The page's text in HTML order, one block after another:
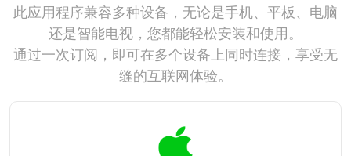
此应用程序兼容多种设备，无论是手机、平板、电脑
还是智能电视，您都能轻松安装和使用。
通过一次订阅，即可在多个设备上同时连接，享受无
缝的互联网体验。